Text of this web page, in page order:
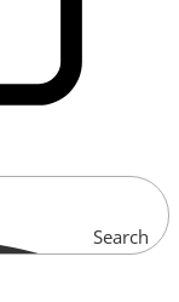
Search